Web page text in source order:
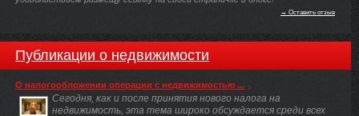
→ Оставить отзыв
Публикации о недвижимости
О налогообложении операции с недвижимостью ...
Сегодня, как и после принятия нового налога на
недвижимость, эта тема широко обсуждается среди всех